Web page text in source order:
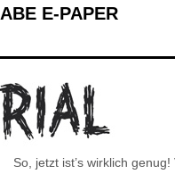
E-PAPER
So, jetzt ist’s wirklich